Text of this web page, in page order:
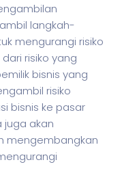
langkah-
mengurangi risiko
risiko yang
bisnis yang
risiko
bisnis ke pasar
juga akan
mengembangkan